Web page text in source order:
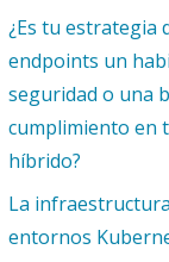
¿Es tu estrategia
endpoints un
seguridad o una
cumplimiento en
híbrido?
La
entornos